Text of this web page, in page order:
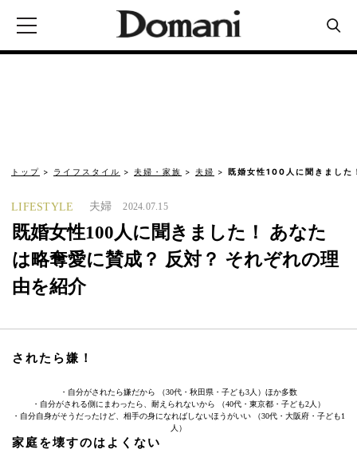
トップ ライフスタイル 夫婦・家族 夫婦 既婚女性100人に聞きました
LIFESTYLE 夫婦 2024.07.15
既婚女性100人に聞きました！ あなた
は略奪愛に賛成？ 反対？ それぞれの理
由を紹介
されたら嫌！
・自分がされたら嫌だから （30代・秋田県・子ども3人）ほか多数
・自分がされる側にまわったら、耐えられないから （40代・東京都・子ども2人）
・自分自身がそうだったけど、相手の身になればしないほうがいい （30代・大阪府・子ども1
人）
家庭を壊すのはよくない